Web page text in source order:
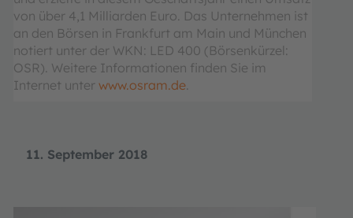
11. September 2018
von über 4,1 Milliarden Euro. Das Unternehmen ist
an den Börsen in Frankfurt am Main und München
notiert unter der WKN: LED 400 (Börsenkürzel:
OSR). Weitere Informationen finden Sie im
Internet unter www.osram.de